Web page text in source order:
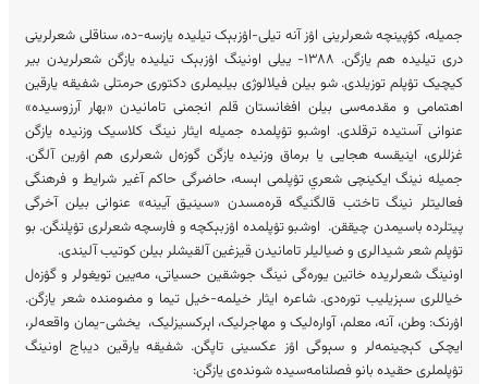
جمیله، کۉپینچه شعرلرینی اۉز آنه تیلی-اۉزبېک تیلی‎ده یازسه-ده، سناقلی شعرلرینی
دری تیلیده هم یازگن. ۱۳۸۸- ییلی اونینگ اۉزبېک تیلیده یازگن شعرلریدن بیر
کیچیک تۉپلم توزیلدی. شو بیلن فیلالوژی بیلیملری دکتوری حرمتلی شفیقه یارقین
اهتمامی و مقدمه‌سی بیلن افغانستان قلم انجمنی تامانیدن «بهار آرزوسی‎ده»
عنوانی آستیده ترقلدی. اوشبو تۉپلمده جمیله ایثار نینگ کلاسیک وزنیده یازگن
غزللری، اینیقسه هجایی یا برماق وزنیده یازگن گوزه‌ل شعرلری هم اۉرین آلگن.
جمیله نینگ ایکینچی شعري تۉپلمی‎ اېسه، حاضرگی حاکم آغیر شرایط و فرهنگی
فعالیتلر نینگ تاختب قالگنیگه قره‌مسدن «سینیق آیینه» عنوانی بیلن آخرگی
پیتلرده باسیمدن چیققن. اوشبو تۉپلمده اۉزبېکچه و فارسچه شعرلری تۉپلنگن. بو
تۉپلم شعر شیدالری و ضیالیلر تامانیدن قیزغین آلقیشلر بیلن کوتیب آلیندی.
اونینگ شعرلریده خاتین یوره‌گی نینگ جوشقین حسیاتی، مه‌یین تویغولر و گۉزه‌ل
خیاللری سېزیلیب توره‌دی. شاعره ایثار خیلمه-خیل تیما و مضومنده شعر یازگن.
اۉرنک: وطن، آنه، معلم، آواره‌لیک و مهاجرلیک، اېرکسیزلیک، یخشی-یمان واقعه‌لر،
ایچکی کېچینمه‌لر و سېوگی اۉز عکسینی تاپگن. شفیقه یارقین دیباج اونینگ
تۉپلملری حقیده بانو فصلنامه‌سیده شونده‌ی یازگن: